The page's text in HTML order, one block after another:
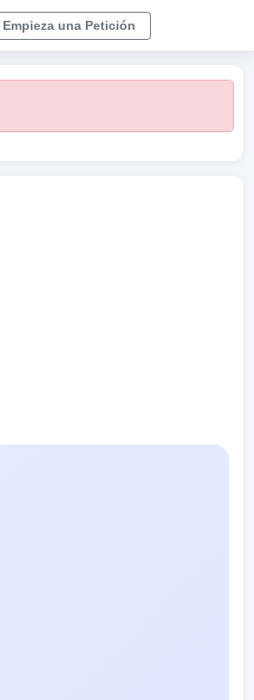
Empieza una Petición